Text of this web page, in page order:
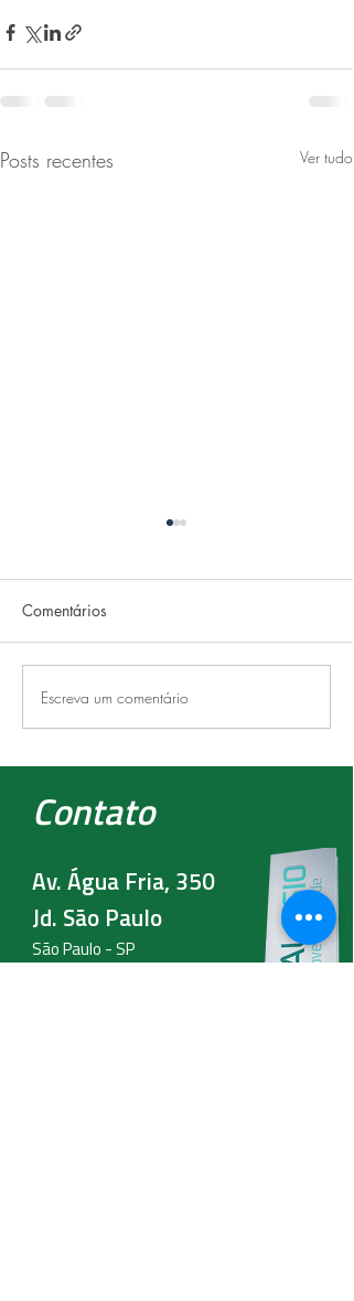
Posts recentes Ver tudo
Comentários
Escreva um comentário
Contato
Av. Água Fria, 350
Jd. São Paulo
São Paulo - SP